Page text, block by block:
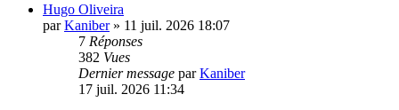
Hugo Oliveira
parKaniber» 11 juil. 2026 18:07
7 Réponses
382 Vues
Dernier message parKaniber
17 juil. 2026 11:34